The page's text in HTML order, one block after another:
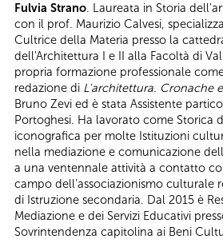
Fulvia Strano. Laureata in Storia
con il prof. Maurizio Calvesi,
Cultrice della Materia presso la
dell'Architettura I e II alla Facoltà di
propria formazione professionale
redazione di L'architettura. Cronache
Bruno Zevi ed è stata Assistente
Portoghesi. Ha lavorato come Storica
iconografica per molte Istituzioni
nella mediazione e comunicazione
a una ventennale attività a contatto
campo dell'associazionismo culturale
di Istruzione secondaria. Dal 2015 è
Mediazione e dei Servizi Educativi
Sovrintendenza capitolina ai Beni